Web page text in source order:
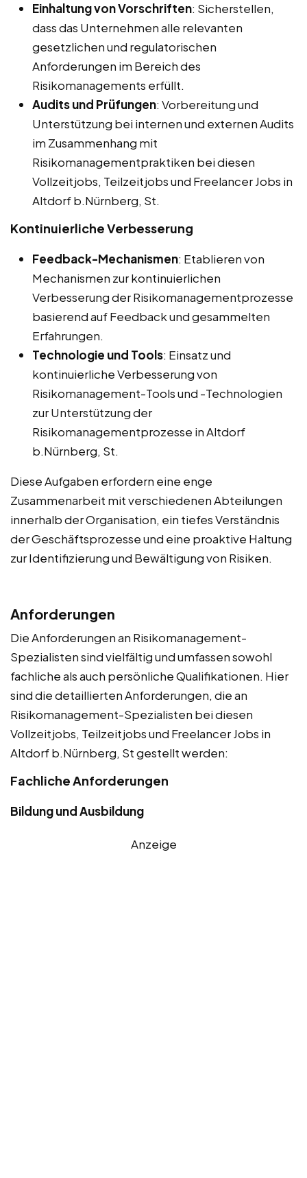
Einhaltung von Vorschriften: Sicherstellen,
dass das Unternehmen alle relevanten
gesetzlichen und regulatorischen
Anforderungen im Bereich des
Risikomanagements erfüllt.
Audits und Prüfungen: Vorbereitung und
Unterstützung bei internen und externen Audits
im Zusammenhang mit
Risikomanagementpraktiken bei diesen
Vollzeitjobs, Teilzeitjobs und Freelancer Jobs in
Altdorf b.Nürnberg, St.
Kontinuierliche Verbesserung
Feedback-Mechanismen: Etablieren von
Mechanismen zur kontinuierlichen
Verbesserung der Risikomanagementprozesse
basierend auf Feedback und gesammelten
Erfahrungen.
Technologie und Tools: Einsatz und
kontinuierliche Verbesserung von
Risikomanagement-Tools und -Technologien
zur Unterstützung der
Risikomanagementprozesse in Altdorf
b.Nürnberg, St.
Diese Aufgaben erfordern eine enge
Zusammenarbeit mit verschiedenen Abteilungen
innerhalb der Organisation, ein tiefes Verständnis
der Geschäftsprozesse und eine proaktive Haltung
zur Identifizierung und Bewältigung von Risiken.
Anforderungen
Die Anforderungen an Risikomanagement-
Spezialisten sind vielfältig und umfassen sowohl
fachliche als auch persönliche Qualifikationen. Hier
sind die detaillierten Anforderungen, die an
Risikomanagement-Spezialisten bei diesen
Vollzeitjobs, Teilzeitjobs und Freelancer Jobs in
Altdorf b.Nürnberg, St gestellt werden:
Fachliche Anforderungen
Bildung und Ausbildung
Anzeige